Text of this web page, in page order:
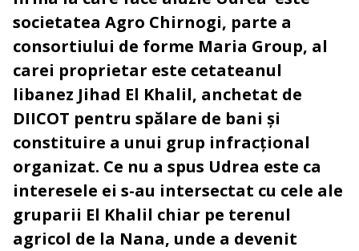
societatea Agro Chirnogi, parte a
consortiului de forme Maria Group, al
carei proprietar este cetateanul
libanez Jihad El Khalil, anchetat de
DIICOT pentru spălare de bani și
constituire a unui grup infracțional
organizat. Ce nu a spus Udrea este ca
interesele ei s-au intersectat cu cele ale
gruparii El Khalil chiar pe terenul
agricol de la Nana, unde a devenit